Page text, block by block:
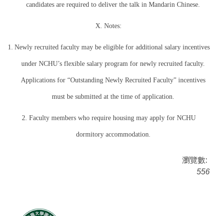
candidates are required to deliver the talk in Mandarin Chinese.
X. Notes:
1. Newly recruited faculty may be eligible for additional salary incentives
under NCHU’s flexible salary program for newly recruited faculty.
Applications for “Outstanding Newly Recruited Faculty” incentives
must be submitted at the time of application.
2. Faculty members who require housing may apply for NCHU
dormitory accommodation.
瀏覽數:
556